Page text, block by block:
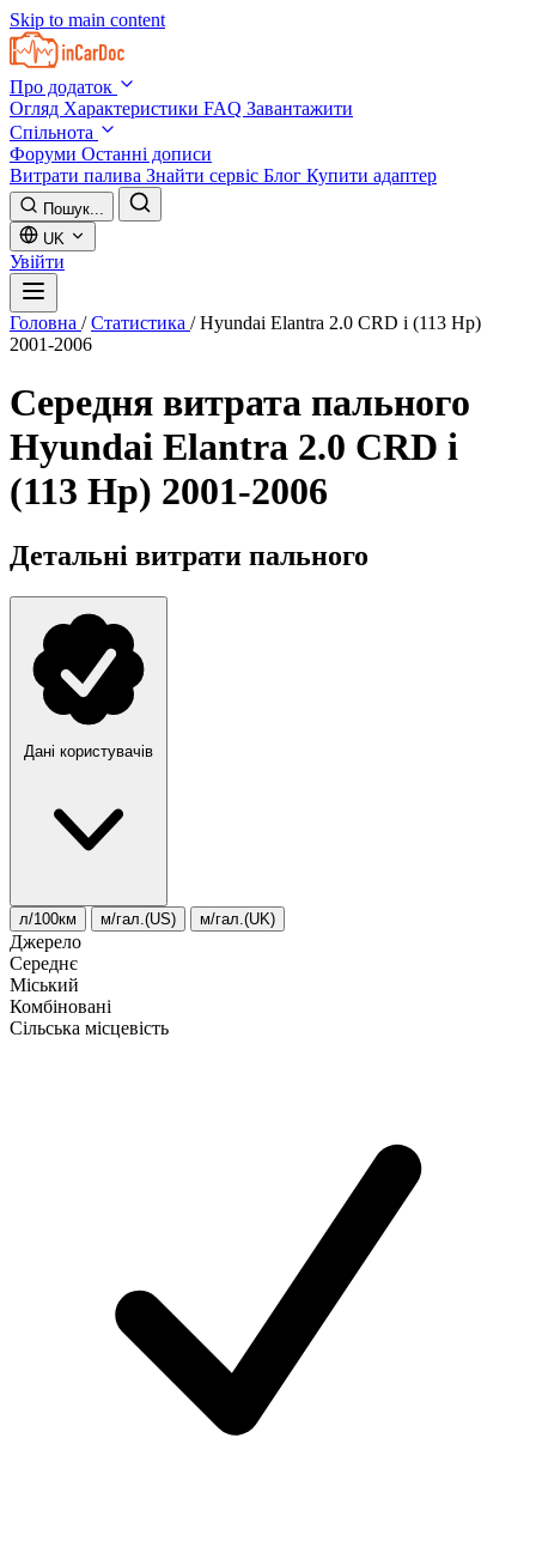
Skip to main content
Про додаток
Огляд Характеристики FAQ Завантажити
Спільнота
Форуми Останні дописи
Витрати палива Знайти сервіс Блог Купити адаптер
Пошук...
UK
Увійти
Головна / Статистика / Hyundai Elantra 2.0 CRD i (113 Hp)
2001-2006
Середня витрата пального
Hyundai Elantra 2.0 CRD i
(113 Hp) 2001-2006
Детальні витрати пального
Дані користувачів
л/100км м/гал.(US) м/гал.(UK)
Джерело
Середнє
Міський
Комбіновані
Сільська місцевість